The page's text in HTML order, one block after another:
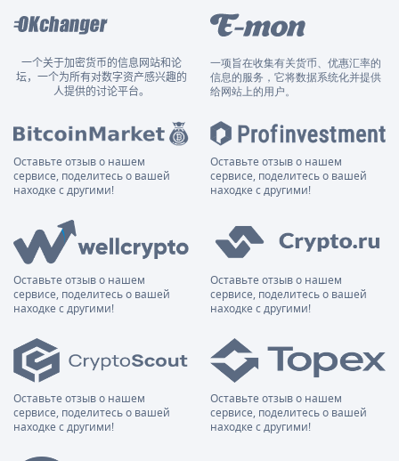
一个关于加密货币的信息网站和论
坛，一个为所有对数字资产感兴趣的
人提供的讨论平台。
一项旨在收集有关货币、优惠汇率的
信息的服务，它将数据系统化并提供
给网站上的用户。
Оставьте отзыв о нашем
сервисе, поделитесь о вашей
находке с другими!
Оставьте отзыв о нашем
сервисе, поделитесь о вашей
находке с другими!
Оставьте отзыв о нашем
сервисе, поделитесь о вашей
находке с другими!
Оставьте отзыв о нашем
сервисе, поделитесь о вашей
находке с другими!
Оставьте отзыв о нашем
сервисе, поделитесь о вашей
находке с другими!
Оставьте отзыв о нашем
сервисе, поделитесь о вашей
находке с другими!